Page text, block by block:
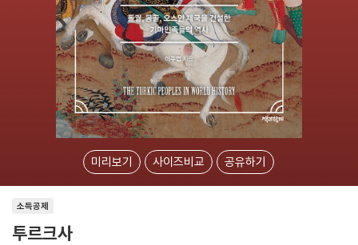
미리보기 사이즈비교 공유하기
소득공제
투르크사